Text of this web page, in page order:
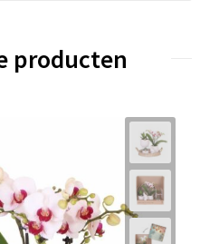
producten